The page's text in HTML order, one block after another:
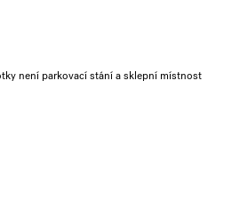
není parkovací stání a sklepní místnost